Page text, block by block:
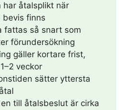
har åtalsplikt när
bevis finns
fattas så snart som
förundersökning
gäller kortare frist,
veckor
sätter yttersta
till åtalsbeslut är cirka